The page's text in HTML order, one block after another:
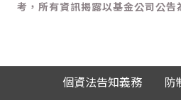
考，所有資訊揭露以基金公司公告
個資法告知義務 防